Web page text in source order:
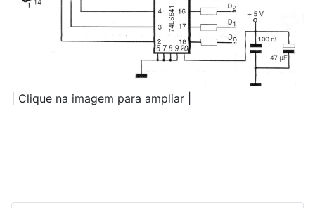
| Clique na imagem para ampliar |